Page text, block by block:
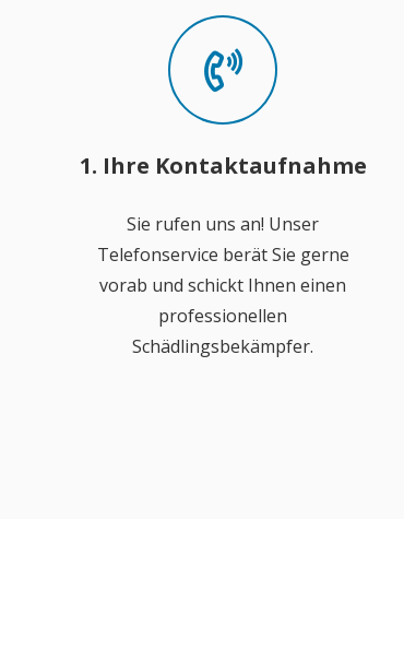
1. Ihre Kontaktaufnahme
Sie rufen uns an! Unser
Telefonservice berät Sie gerne
vorab und schickt Ihnen einen
professionellen
Schädlingsbekämpfer.